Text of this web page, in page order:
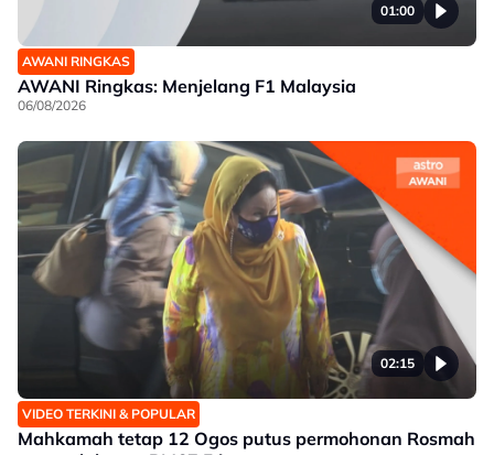
01:00
AWANI RINGKAS
AWANI Ringkas: Menjelang F1 Malaysia
06/08/2026
02:15
VIDEO TERKINI & POPULAR
Mahkamah tetap 12 Ogos putus permohonan Rosmah